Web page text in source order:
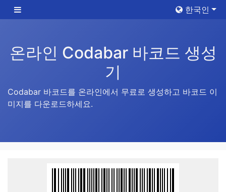
한국인
온라인 Codabar 바코드 생성
기
Codabar 바코드를 온라인에서 무료로 생성하고 바코드 이
미지를 다운로드하세요.